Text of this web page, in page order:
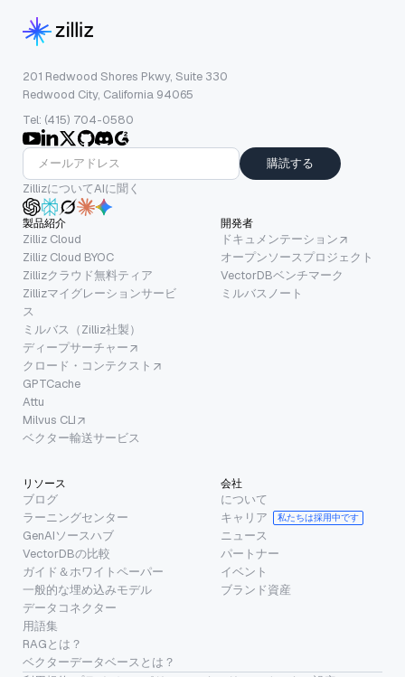
201 Redwood Shores Pkwy, Suite 330
Redwood City, California 94065
Tel: (415) 704-0580
購読する
ZillizについてAIに聞く
製品紹介
Zilliz Cloud
Zilliz Cloud BYOC
Zillizクラウド無料ティア
Zillizマイグレーションサービ
ス
ミルバス（Zilliz社製）
ディープサーチャー
クロード・コンテクスト
GPTCache
Attu
Milvus CLI
ベクター輸送サービス
開発者
ドキュメンテーション
オープンソースプロジェクト
VectorDBベンチマーク
ミルバスノート
リソース
ブログ
ラーニングセンター
GenAIソースハブ
VectorDBの比較
ガイド＆ホワイトペーパー
一般的な埋め込みモデル
データコネクター
用語集
RAGとは？
ベクターデータベースとは？
会社
について
キャリア
私たちは採用中です
ニュース
パートナー
イベント
ブランド資産